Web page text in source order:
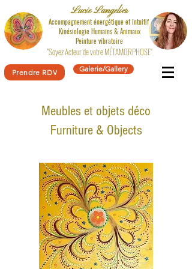
Lucie Langelier
Accompagnement énergétique et intuitif
KinésiologieHumains & Animaux
Peinture vibratoire
"Soyez Acteur de votre MÉTAMORPHOSE"
Prendre RDV Galerie/Gallery
Meubles et objets déco
Furniture & Objects